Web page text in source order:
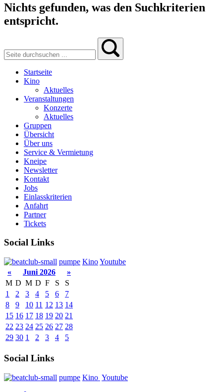
Nichts gefunden, was den Suchkriterien
entspricht.
Startseite
Kino
Aktuelles
Veranstaltungen
Konzerte
Aktuelles
Gruppen
Übersicht
Über uns
Service & Vermietung
Kneipe
Newsletter
Kontakt
Jobs
Einlasskriterien
Anfahrt
Partner
Tickets
Social Links
pumpe KinoYoutube
«
Juni 2026
»
M D M D F S
S
1
2 3 4 5 6
7
8
9 10 11 12 13 14
15 16 17 18 19 20 21
22 23 24 25 26 27 28
29 30 1 2 3 4 5
Social Links
pumpe Kino Youtube